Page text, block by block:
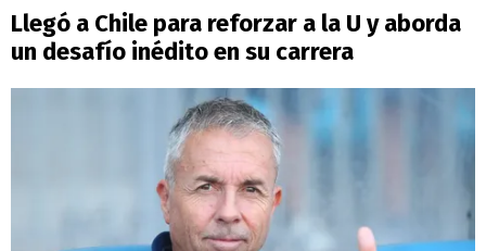
Llegó a Chile para reforzar a la U y aborda
un desafío inédito en su carrera